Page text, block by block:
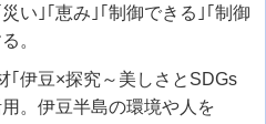
い｣｢恵み｣｢制御できる｣｢制御
。
｢伊豆×探究～美しさと SDGs
。伊豆半島の環境や人を